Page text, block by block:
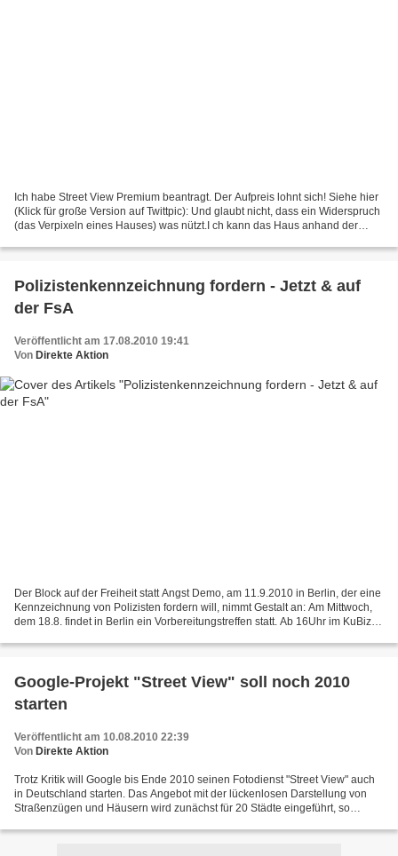
Ich habe Street View Premium beantragt. Der Aufpreis lohnt sich! Siehe hier
(Klick für große Version auf Twittpic): Und glaubt nicht, dass ein Widerspruch
(das Verpixeln eines Hauses) was nützt.I ch kann das Haus anhand der
Polizistenkennzeichnung fordern - Jetzt & auf
der FsA
Veröffentlicht am 17.08.2010 19:41
Von Direkte Aktion
Der Block auf der Freiheit statt Angst Demo, am 11.9.2010 in Berlin, der eine
Kennzeichnung von Polizisten fordern will, nimmt Gestalt an: Am Mittwoch,
dem 18.8. findet in Berlin ein Vorbereitungstreffen statt. Ab 16Uhr im KuBiz,
Google-Projekt "Street View" soll noch 2010
starten
Veröffentlicht am 10.08.2010 22:39
Von Direkte Aktion
Trotz Kritik will Google bis Ende 2010 seinen Fotodienst "Street View" auch
in Deutschland starten. Das Angebot mit der lückenlosen Darstellung von
Straßenzügen und Häusern wird zunächst für 20 Städte eingeführt, so